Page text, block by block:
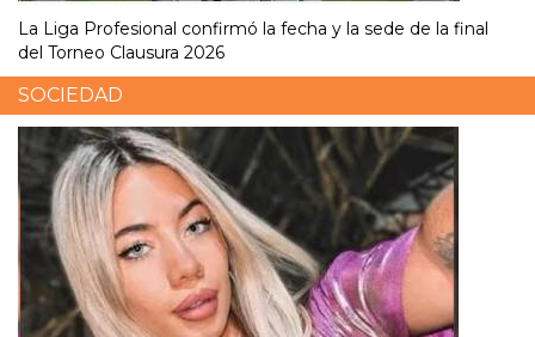
La Liga Profesional confirmó la fecha y la sede de la final
del Torneo Clausura 2026
SOCIEDAD